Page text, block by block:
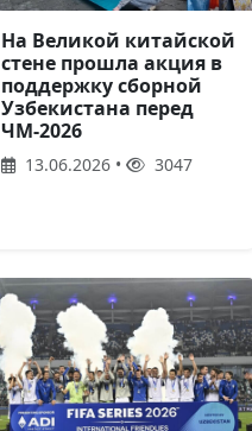
На Великой китайской
стене прошла акция в
поддержку сборной
Узбекистана перед
ЧМ-2026
13.06.2026 • 3047